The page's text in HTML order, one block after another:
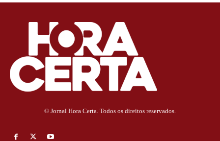
© Jornal Hora Certa. Todos os direitos reservados.